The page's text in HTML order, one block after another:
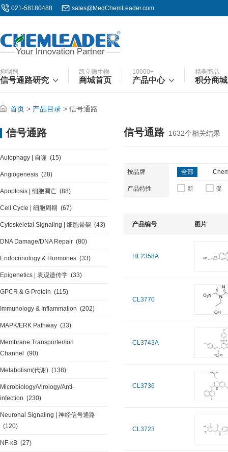
021-58180488 sales@MedChemLeader.com
抑制剂
信号通路研究
凯立德生物
商城首页
10000+
产品中心
精美商品
积分商城
首页 > 产品目录 > 信号通路
信号通路
Autophagy | 自噬 (15)
Angiogenesis (28)
Apoptosis | 细胞凋亡 (88)
Cell Cycle | 细胞周期 (67)
Cytoskeletal Signaling | 细胞骨架 (43)
DNA Damage/DNA Repair (80)
Endocrinology & Hormones (33)
Epigenetics | 表观遗传学 (33)
GPCR & G Protein (115)
Immunology & Inflammation (202)
MAPK/ERK Pathway (33)
Membrane Transporter/Ion
Channel
(90)
Metabolism(代谢) (138)
Microbiology/Virology/Anti-
infection (230)
Neuronal Signaling | 神经信号通路
(120)
NF-κB (27)
信号通路 1632个相关结果
按品牌 全部
产品特性 新 促
产品编号 图片
HL2358A
CL3770
CL3743A
CL3736
CL3723